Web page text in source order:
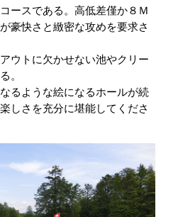
ースである。高低差僅か８Ｍ
豪快さと緻密な攻めを要求さ
ウトに欠かせない池やクリー
。
るような絵になるホールが続
しさを充分に堪能してくださ